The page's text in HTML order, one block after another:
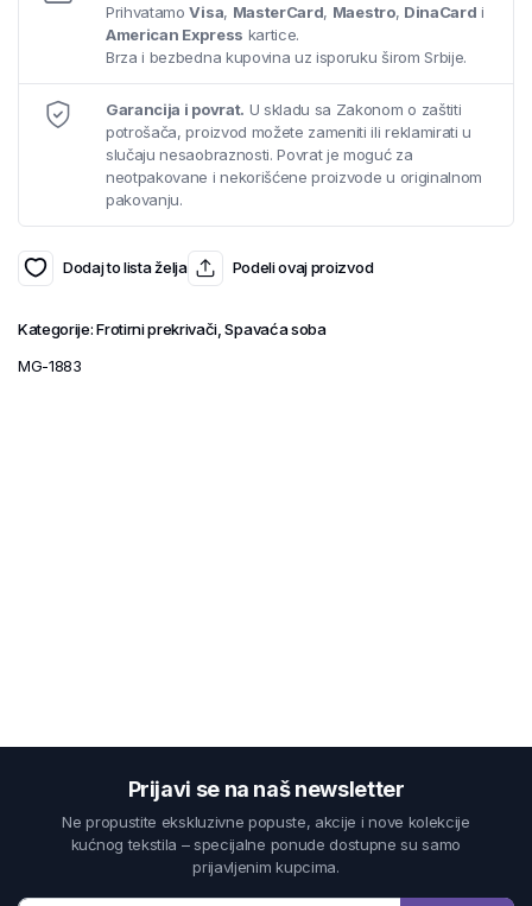
PrihvatamoVisa, MasterCard, Maestro, DinaCard i
American Express kartice.
Brza i bezbedna kupovina uz isporuku širom Srbije.
Garancija i povrat. U skladu sa Zakonom o zaštiti
potrošača, proizvod možete zameniti ili reklamirati u
slučaju nesaobraznosti. Povrat je moguć za
neotpakovane i nekorišćene proizvode u originalnom
pakovanju.
Dodaj to lista želja Podeli ovaj proizvod
Kategorije:Frotirni prekrivači ,Spavaća soba
MG-1883
Prijavi se na naš newsletter
Ne propustite ekskluzivne popuste, akcije i nove kolekcije
kućnog tekstila – specijalne ponude dostupne su samo
prijavljenim kupcima.